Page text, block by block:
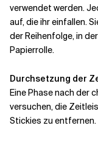
verwendet werden.
auf, die ihr einfallen.
der Reihenfolge, in
Papierrolle.
Durchsetzung der
Eine Phase nach der
versuchen, die
Stickies zu entfernen.